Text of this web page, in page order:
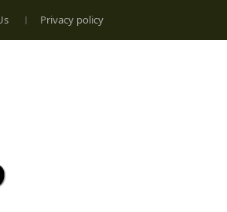
Privacy policy